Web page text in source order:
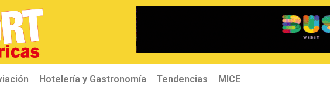
Hotelería y Gastronomía Tendencias MICE